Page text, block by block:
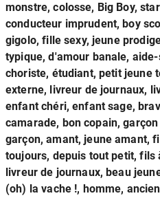
monstre, colosse, Big Boy,
conducteur imprudent, boy
gigolo, fille sexy, jeune
typique, d'amour banale,
choriste, étudiant, petit jeune
externe, livreur de journaux,
enfant chéri, enfant sage,
camarade, bon copain,
garçon, amant, jeune amant,
toujours, depuis tout petit, fils
livreur de journaux, beau
(oh) la vache !, homme,